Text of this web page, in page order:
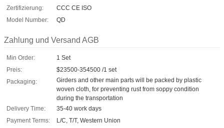
Zertifizierung:
CCC CE ISO
Model Number:
QD
Zahlung und Versand AGB
Min Order:
1 Set
Preis:
$23500-354500 /1 set
Packaging:
Girders and other main parts will be packed by plastic
woven cloth, for preventing rust from soppy condition
during the transportation
Delivery Time:
35-40 work days
Payment Terms:
L/C, T/T, Western Union